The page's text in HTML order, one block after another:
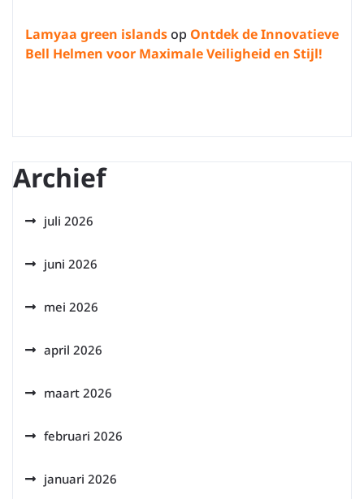
Lamyaa green islandsop Ontdek de Innovatieve
Bell Helmen voor Maximale Veiligheid en Stijl!
Archief
juli 2026
juni 2026
mei 2026
april 2026
maart 2026
februari 2026
januari 2026